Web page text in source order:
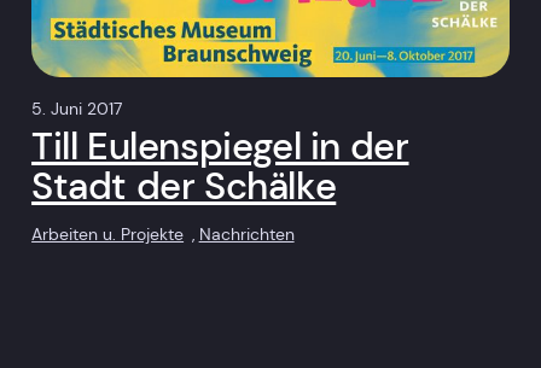
5. Juni 2017
Till Eulenspiegel in der
Stadt der Schälke
Arbeiten u. Projekte , Nachrichten